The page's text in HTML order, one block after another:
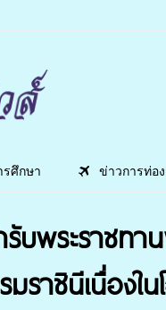
รศึกษา ข่าวการท่อง
บพระราชทา
ราชินีเนื่องใ